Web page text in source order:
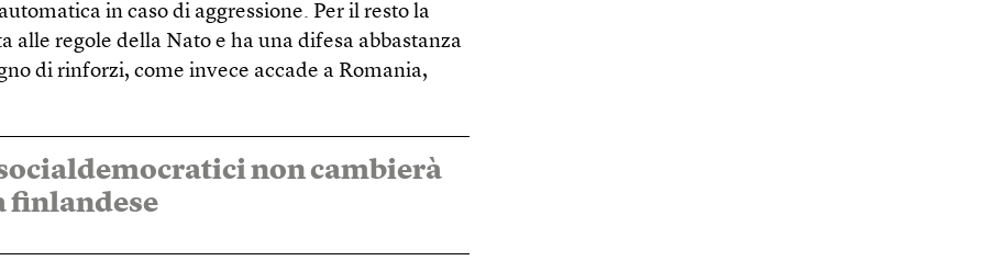
in caso di aggressione. Per il resto la
alle regole della Nato e ha una difesa abbastanza
di rinforzi, come invece accade a Romania,
non cambierà
finlandese